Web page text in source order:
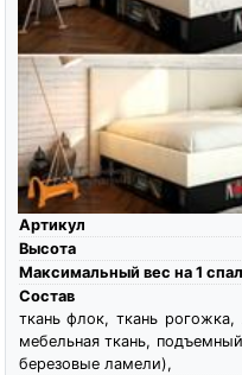
Артикул
Высота
Максимальный вес на 1
Состав
ткань флок, ткань
мебельная ткань,
березовые ламели),